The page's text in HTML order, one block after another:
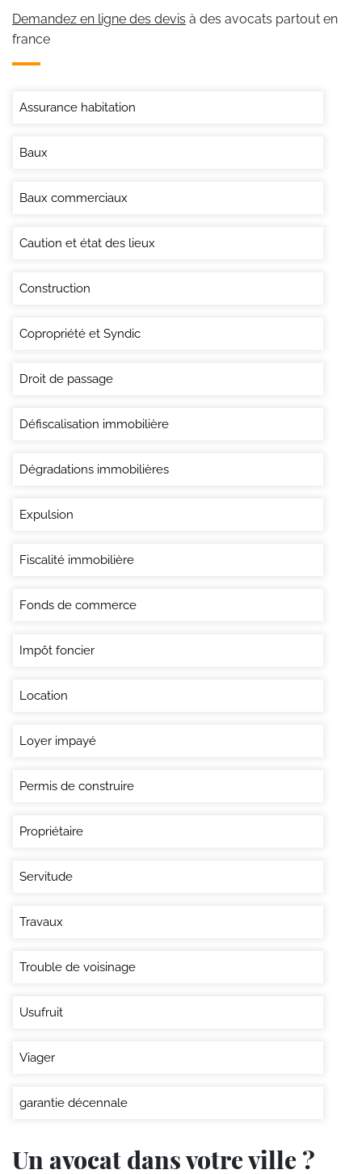
Demandez en ligne des devis à des avocats partout en
france
Assurance habitation
Baux
Baux commerciaux
Caution et état des lieux
Construction
Copropriété et Syndic
Droit de passage
Défiscalisation immobilière
Dégradations immobilières
Expulsion
Fiscalité immobilière
Fonds de commerce
Impôt foncier
Location
Loyer impayé
Permis de construire
Propriétaire
Servitude
Travaux
Trouble de voisinage
Usufruit
Viager
garantie décennale
Un avocat dans votre ville ?